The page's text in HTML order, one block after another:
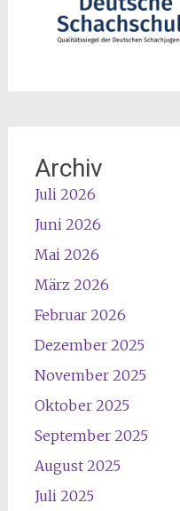
Archiv
Juli 2026
Juni 2026
Mai 2026
März 2026
Februar 2026
Dezember 2025
November 2025
Oktober 2025
September 2025
August 2025
Juli 2025